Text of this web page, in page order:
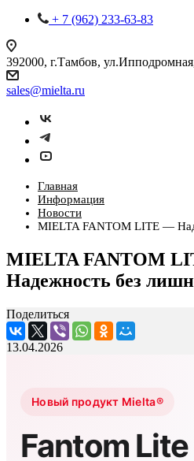
+ 7 (962) 233-63-83
392000, г.Тамбов,
sales@mielta.ru
Главная
Информация
Новости
MIELTA FANTOM LITE —
MIELTA FANTOM
Надежность без
Поделиться
13.04.2026
Новый продукт Mielta®
Fantom Lite